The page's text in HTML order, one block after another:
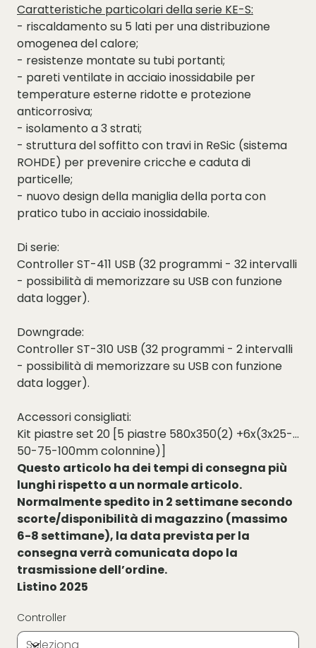
Caratteristiche particolari della serie KE-S:
- riscaldamento su 5 lati per una distribuzione
omogenea del calore;
- resistenze montate su tubi portanti;
- pareti ventilate in acciaio inossidabile per
temperature esterne ridotte e protezione
anticorrosiva;
- isolamento a 3 strati;
- struttura del soffitto con travi in ReSic (sistema
ROHDE) per prevenire cricche e caduta di
particelle;
- nuovo design della maniglia della porta con
pratico tubo in acciaio inossidabile.
Di serie:
Controller ST-411 USB (32 programmi - 32 intervalli
- possibilità di memorizzare su USB con funzione
data logger).
Downgrade:
Controller ST-310 USB (32 programmi - 2 intervalli
- possibilità di memorizzare su USB con funzione
data logger).
Accessori consigliati:
Kit piastre set 20 [5 piastre 580x350(2) +6x(3x25-
50-75-100mm colonnine)]
Questo articolo ha dei tempi di consegna più
lunghi rispetto a un normale articolo.
Normalmente spedito in 2 settimane secondo
scorte/disponibilità di magazzino (massimo
6-8 settimane), la data prevista per la
consegna verrà comunicata dopo la
trasmissione dell’ordine.
Listino 2025
Controller